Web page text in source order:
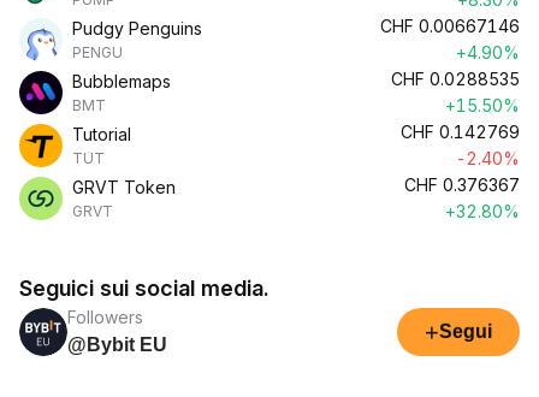
Pudgy Penguins
PENGU
CHF 0.00667146
+4.90%
Bubblemaps
BMT
CHF 0.0288535
+15.50%
Tutorial
TUT
CHF 0.142769
-2.40%
GRVT Token
GRVT
CHF 0.376367
+32.80%
Seguici sui social media.
Followers
@Bybit EU
+Segui